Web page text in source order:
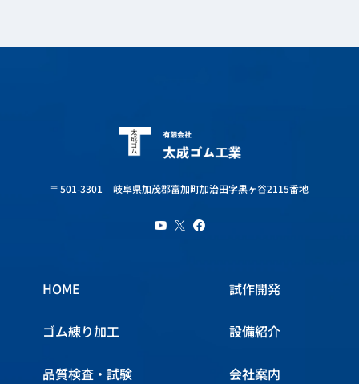
〒501-3301 岐阜県加茂郡富加町加治田字黒ヶ谷2115番地
HOME
ゴム練り加工
品質検査・試験
試作開発
設備紹介
会社案内